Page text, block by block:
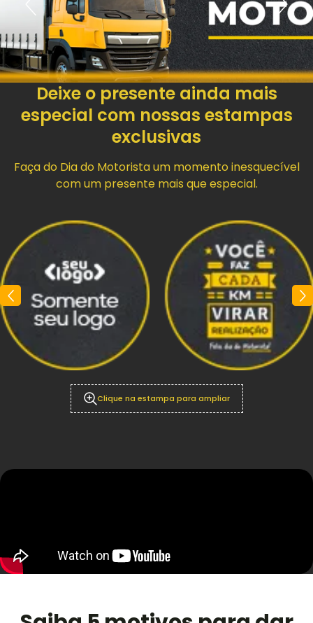
Deixe o presente ainda mais
especial com nossas estampas
exclusivas
Faça do Dia do Motorista um momento inesquecível
com um presente mais que especial.
Clique na estampa para ampliar